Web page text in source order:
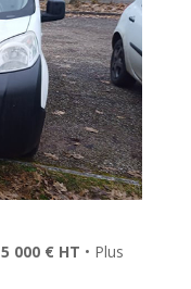
5 000 € HT • Plus